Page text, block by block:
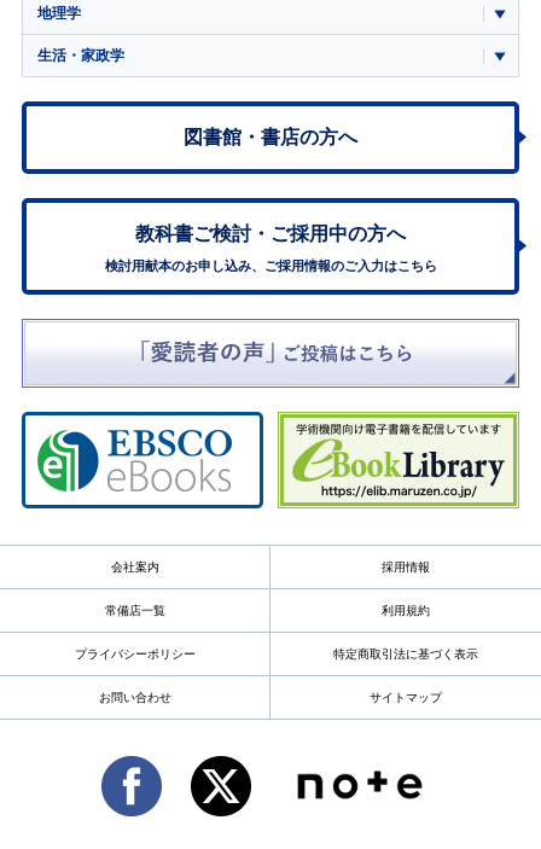
地理学
生活・家政学
図書館・書店の方へ
教科書ご検討・ ご採用中の方へ
検討用献本のお申し込み、ご採用情報のご入力はこちら
会社案内 採用情報
常備店一覧 利用規約
プライバシーポリシー 特定商取引法に基づく表示
お問い合わせ サイトマップ